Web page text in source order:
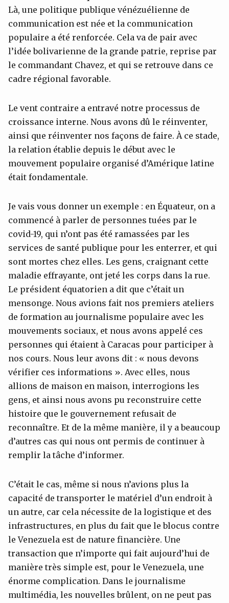
Là, une politique publique vénézuélienne de
communication est née et la communication
populaire a été renforcée. Cela va de pair avec
l’idée bolivarienne de la grande patrie, reprise par
le commandant Chavez, et qui se retrouve dans ce
cadre régional favorable.
Le vent contraire a entravé notre processus de
croissance interne. Nous avons dû le réinventer,
ainsi que réinventer nos façons de faire. À ce stade,
la relation établie depuis le début avec le
mouvement populaire organisé d’Amérique latine
était fondamentale.
Je vais vous donner un exemple : en Équateur, on a
commencé à parler de personnes tuées par le
covid-19, qui n’ont pas été ramassées par les
services de santé publique pour les enterrer, et qui
sont mortes chez elles. Les gens, craignant cette
maladie effrayante, ont jeté les corps dans la rue.
Le président équatorien a dit que c’était un
mensonge. Nous avions fait nos premiers ateliers
de formation au journalisme populaire avec les
mouvements sociaux, et nous avons appelé ces
personnes qui étaient à Caracas pour participer à
nos cours. Nous leur avons dit : « nous devons
vérifier ces informations ». Avec elles, nous
allions de maison en maison, interrogions les
gens, et ainsi nous avons pu reconstruire cette
histoire que le gouvernement refusait de
reconnaître. Et de la même manière, il y a beaucoup
d’autres cas qui nous ont permis de continuer à
remplir la tâche d’informer.
C’était le cas, même si nous n’avions plus la
capacité de transporter le matériel d’un endroit à
un autre, car cela nécessite de la logistique et des
infrastructures, en plus du fait que le blocus contre
le Venezuela est de nature financière. Une
transaction que n’importe qui fait aujourd’hui de
manière très simple est, pour le Venezuela, une
énorme complication. Dans le journalisme
multimédia, les nouvelles brûlent, on ne peut pas